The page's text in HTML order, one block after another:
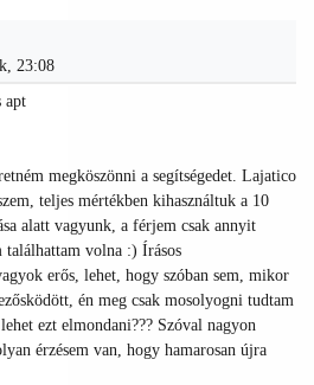
23:08
apt
megköszönni a segítségedet. Lajatico
teljes mértékben kihasználtuk a 10
alatt vagyunk, a férjem csak annyit
volna :) Írásos
erős, lehet, hogy szóban sem, mikor
én meg csak mosolyogni tudtam
ezt elmondani??? Szóval nagyon
érzésem van, hogy hamarosan újra